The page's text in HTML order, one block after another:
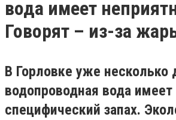
вода имеет
Говорят – из-за
В Горловке уже несколько
водопроводная вода
специфический запах.